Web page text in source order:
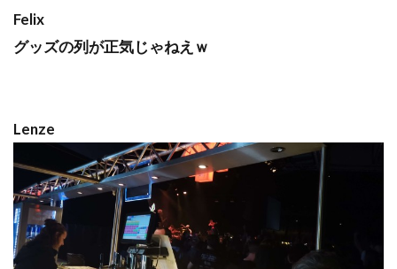
Felix
グッズの列が正気じゃねえｗ
Lenze